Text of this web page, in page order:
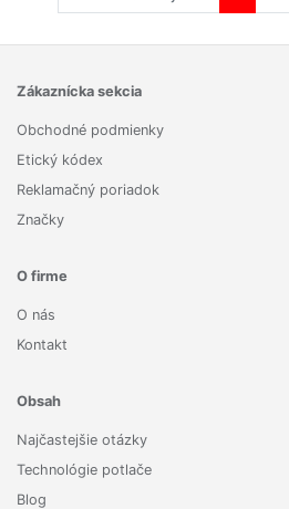
Zákaznícka sekcia
Obchodné podmienky
Etický kódex
Reklamačný poriadok
Značky
O firme
O nás
Kontakt
Obsah
Najčastejšie otázky
Technológie potlače
Blog